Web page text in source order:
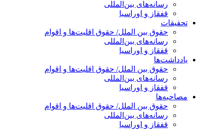
رسانه‌های بین‌المللی
قفقاز و اوراسیا
تحقیقات
حقوق بین الملل/ حقوق اقلیت‌ها و اقوام
رسانه‌های بین‌المللی
قفقاز و اوراسیا
یادداشت‌ها
حقوق بین الملل/ حقوق اقلیت‌ها و اقوام
رسانه‌های بین‌المللی
قفقاز و اوراسیا
مصاحبه‌ها
حقوق بین الملل/ حقوق اقلیت‌ها و اقوام
رسانه‌های بین‌المللی
قفقاز و اوراسیا